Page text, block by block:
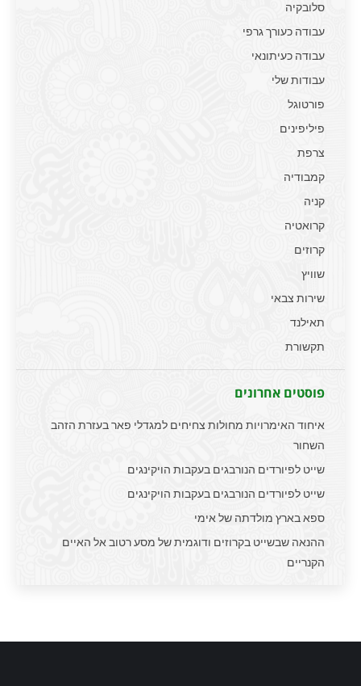
סלובקיה
עבודה כעורך גרפי
עבודה כעיתונאי
עבודות שלי
פורטוגל
פיליפינים
צרפת
קמבודיה
קניה
קרואטיה
קרוזים
שוויץ
שירות צבאי
תאילנד
תקשורת
פוסטים אחרונים
איחוד האימרויות מחולות צחיחים למגדלי פאר בעזרת הזהב
השחור
שייט לפיורדים הנורבגים בעקבות הויקינגים
שייט לפיורדים הנורבגים בעקבות הויקינגים
ספא בארץ מולדתה של אימי
ההנאה שבשייט בקרוזים ודוגמית של מסע רטוב אל האיים
הקנריים